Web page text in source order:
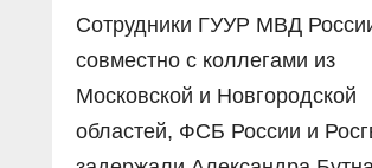
Сотрудники ГУУР МВД
совместно с коллегами из
Московской и Новгородской
областей, ФСБ России и